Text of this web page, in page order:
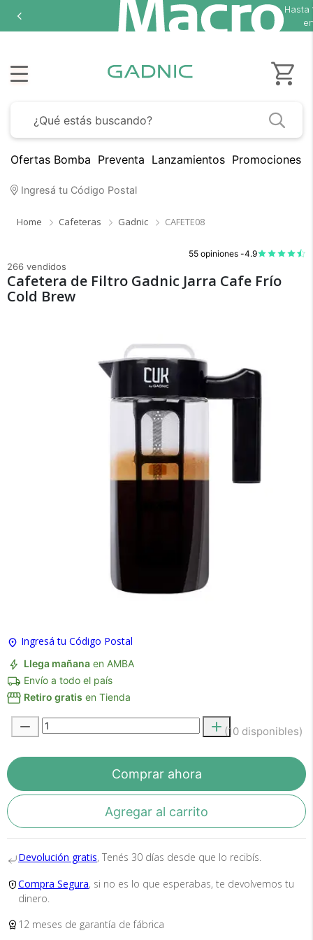
Hasta
Ofertas Bomba Preventa Lanzamientos Promociones
Ingresá tu Código Postal
Home Cafeteras Gadnic CAFETE08
55 opiniones -4.9
266 vendidos
Cafetera de Filtro Gadnic Jarra Cafe Frío
Cold Brew
Ingresá tu Código Postal
Llega mañana en AMBA
Envío a todo el país
Retiro gratis en Tienda
(10 disponibles)
Comprar ahora
Agregar al carrito
Devolución gratis, Tenés 30 días desde que lo recibís.
Compra Segura, si no es lo que esperabas, te devolvemos tu
dinero.
12 meses de garantía de fábrica
Medios de Pago
Recibí el producto que esperabas o
En Bidcom te aseguramos recibir el producto
dinero!